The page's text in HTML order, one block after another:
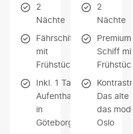
2
Nächte
Fährschiff
mit
Frühstück
Inkl. 1 Tag
Aufenthalt
in
Göteborg
2
Nächte
Premium-
Schiff mit
Frühstück
Das alte
das
Oslo